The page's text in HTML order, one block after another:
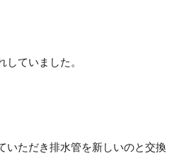
ていました。
いただき排水管を新しいのと交換